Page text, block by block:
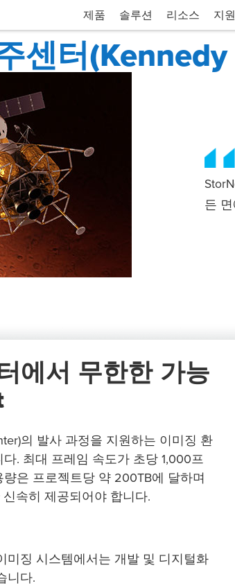
제품 솔루션 리소스 지원
센터
든
에서 무한한 가능
의 발사 과정을 지원하는 이미징 환
. 최대 프레임 속도가 초당 1,000프
은 프로젝트당 약 200TB에 달하며
속히 제공되어야 합니다.
미징 시스템에서는 개발 및 디지털화
니다.